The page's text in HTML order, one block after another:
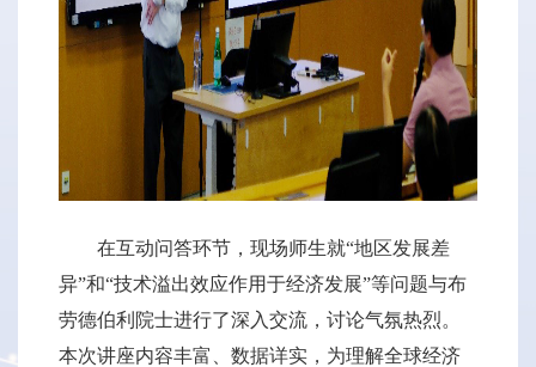
在互动问答环节，现场师生就“地区发展差
异”和“技术溢出效应作用于经济发展”等问题与布
劳德伯利院士进行了深入交流，讨论气氛热烈。
本次讲座内容丰富、数据详实，为理解全球经济